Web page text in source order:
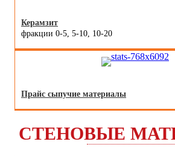
Керамзит
фракции 0-5, 5-10, 10-20
Прайс сыпучие материалы
СТЕНОВЫЕ